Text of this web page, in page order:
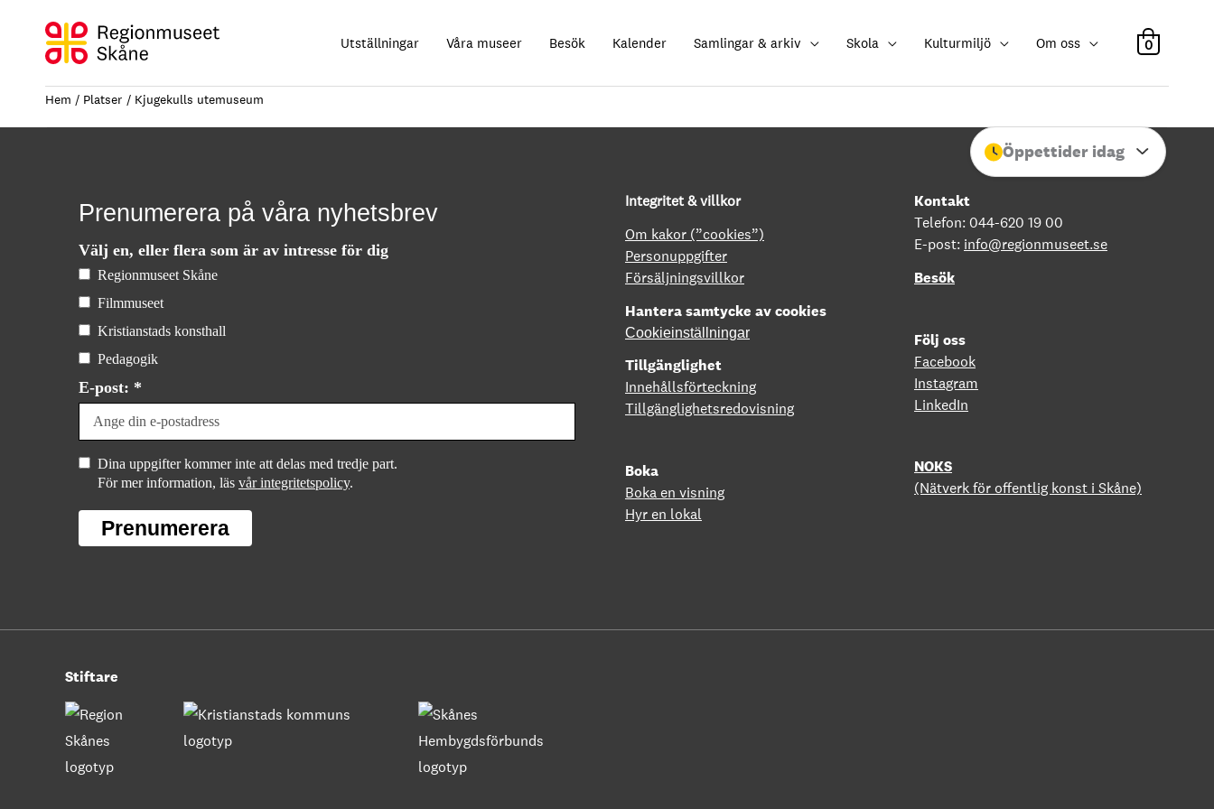
innehåll
Öppettider idag Stäng
Utställningar Våra museer Besök Kalender Samlingar & arkiv Skola Kulturmiljö Om oss 0
Hem Platser Kjugekulls utemuseum
Prenumerera på våra nyhetsbrev
Välj en, eller flera som är av intresse för dig
Regionmuseet Skåne
Filmmuseet
Kristianstads konsthall
Pedagogik
E-post: *
Dina uppgifter kommer inte att delas med tredje part.
För mer information, läs vår integritetspolicy.
Prenumerera
Integritet & villkor
Om kakor (”cookies”)
Personuppgifter
Försäljningsvillkor
Hantera samtycke av cookies
Cookieinställningar
Tillgänglighet
Innehållsförteckning
Tillgänglighetsredovisning
Boka
Boka en visning
Hyr en lokal
Kontakt
Telefon: 044-620 19 00
E-post: info@regionmuseet.se
Besök
Följ oss
Facebook
Instagram
LinkedIn
NOKS
(Nätverk för offentlig konst i Skåne)
Stiftare